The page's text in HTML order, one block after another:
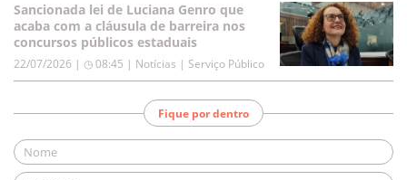
Sancionada lei de Luciana Genro que
acaba com a cláusula de barreira nos
concursos públicos estaduais
22/07/2026 | ◷ 08:45 | Notícias | Serviço Público
Fique por dentro